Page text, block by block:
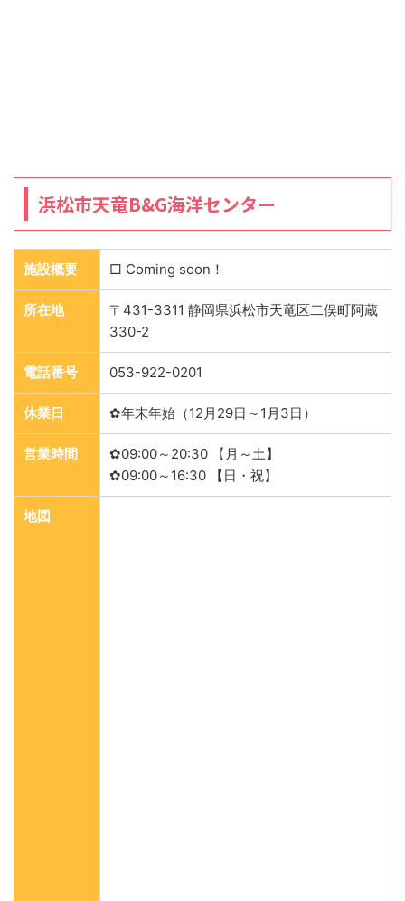
浜松市天竜B&G海洋センター
施設概要 □ Coming soon！
所在地
〒431-3311 静岡県浜松市天竜区二俣町阿蔵
330-2
電話番号 053-922-0201
休業日 ✿年末年始（12月29日～1月3日）
営業時間
✿09:00～20:30 【月～土】
✿09:00～16:30 【日・祝】
地図